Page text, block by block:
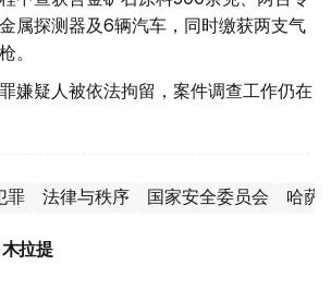
属探测器及6辆汽车，同时缴获两支气
。
嫌疑人被依法拘留，案件调查工作仍在
罪 法律与秩序 国家安全委员会 哈萨
拉提